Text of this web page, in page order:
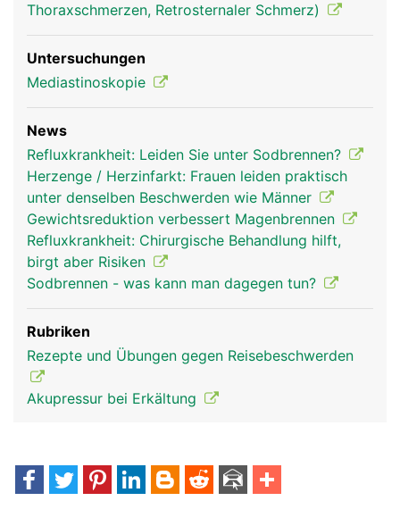
Thoraxschmerzen, Retrosternaler Schmerz)
Untersuchungen
Mediastinoskopie
News
Refluxkrankheit: Leiden Sie unter Sodbrennen?
Herzenge / Herzinfarkt: Frauen leiden praktisch
unter denselben Beschwerden wie Männer
Gewichtsreduktion verbessert Magenbrennen
Refluxkrankheit: Chirurgische Behandlung hilft,
birgt aber Risiken
Sodbrennen - was kann man dagegen tun?
Rubriken
Rezepte und Übungen gegen Reisebeschwerden
Akupressur bei Erkältung